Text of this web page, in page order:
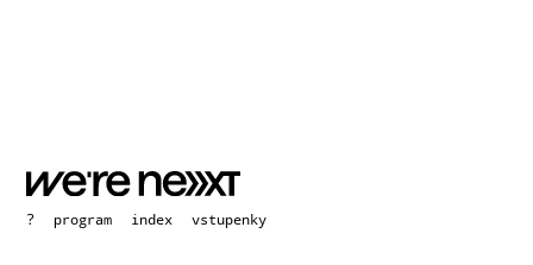
? program index vstupenky